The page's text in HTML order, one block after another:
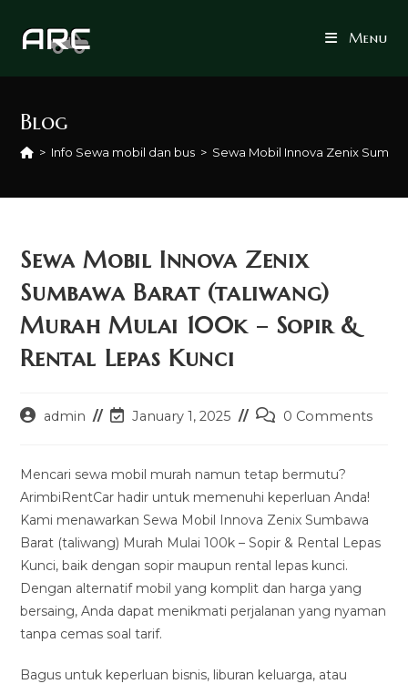
Menu
Blog
> Info Sewa mobil dan bus > Sewa Mobil Innova Zenix
Sewa Mobil Innova Zenix
Sumbawa Barat (taliwang)
Murah Mulai 100k – Sopir &
Rental Lepas Kunci
Postadmin
PostJanuary 1, 2025
Post0 Comments
Mencari sewa mobil murah namun tetap bermutu?
ArimbiRentCar hadir untuk memenuhi keperluan Anda!
Kami menawarkan Sewa Mobil Innova Zenix Sumbawa
Barat (taliwang) Murah Mulai 100k – Sopir & Rental Lepas
Kunci, baik dengan sopir maupun rental lepas kunci.
Dengan alternatif mobil yang komplit dan harga yang
bersaing, Anda dapat menikmati perjalanan yang nyaman
tanpa cemas soal tarif.
Bagus untuk keperluan bisnis, liburan keluarga, atau